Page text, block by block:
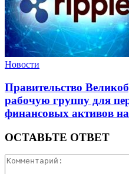
Новости
Правительство
рабочую группу для
финансовых активов
ОСТАВЬТЕ ОТВЕТ